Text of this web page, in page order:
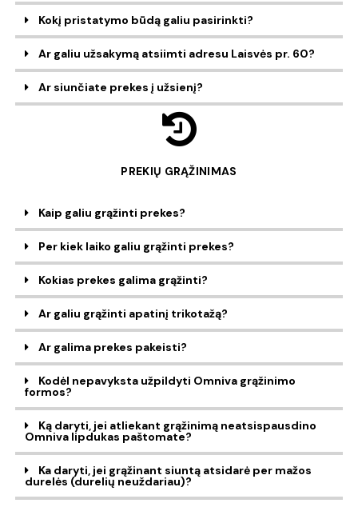
Kokį pristatymo būdą galiu pasirinkti?
Ar galiu užsakymą atsiimti adresu Laisvės pr. 60?
Ar siunčiate prekes į užsienį?
PREKIŲ GRĄŽINIMAS
Kaip galiu grąžinti prekes?
Per kiek laiko galiu grąžinti prekes?
Kokias prekes galima grąžinti?
Ar galiu grąžinti apatinį trikotažą?
Ar galima prekes pakeisti?
Kodėl nepavyksta užpildyti Omniva grąžinimo
formos?
Ką daryti, jei atliekant grąžinimą neatsispausdino
Omniva lipdukas paštomate?
Ka daryti, jei grąžinant siuntą atsidarė per mažos
durelės (durelių neuždariau)?